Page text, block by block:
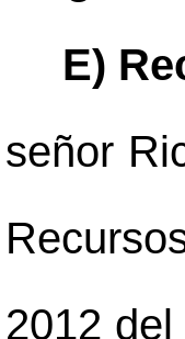
E)
señor
2012